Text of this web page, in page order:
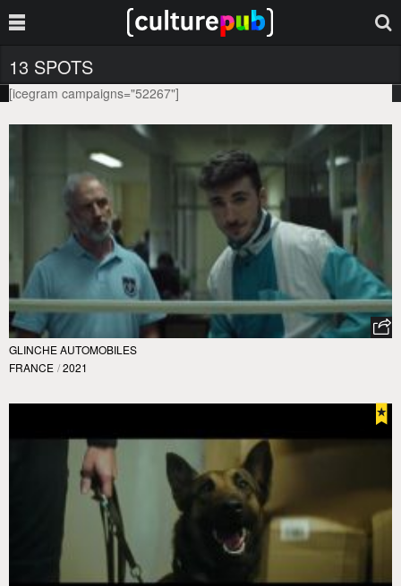
13 SPOTS
[icegram campaigns="52267"]
GLINCHE AUTOMOBILES
FRANCE / 2021